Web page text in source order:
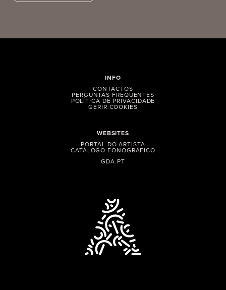
WEBSITES
PORTAL DO ARTISTA
CATÁLOGO FONOGRÁFICO
GDA.PT
INFO
CONTACTOS
PERGUNTAS FREQUENTES
POLÍTICA DE PRIVACIDADE
GERIR COOKIES